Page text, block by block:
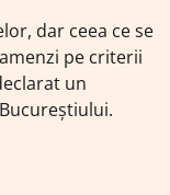
dar ceea ce se
pe criterii
un